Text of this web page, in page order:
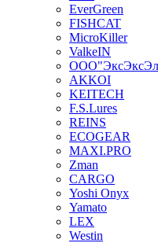
EverGreen
FISHCAT
MicroKiller
ValkeIN
AKKOI
KEITECH
F.S.Lures
REINS
ECOGEAR
MAXI.PRO
Zman
CARGO
Yoshi Onyx
Yamato
LEX
Westin